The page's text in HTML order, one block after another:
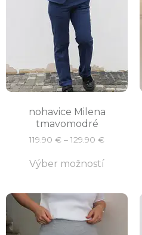
nohavice Milena
tmavomodré
119.90 € – 129.90 €
Výber možností